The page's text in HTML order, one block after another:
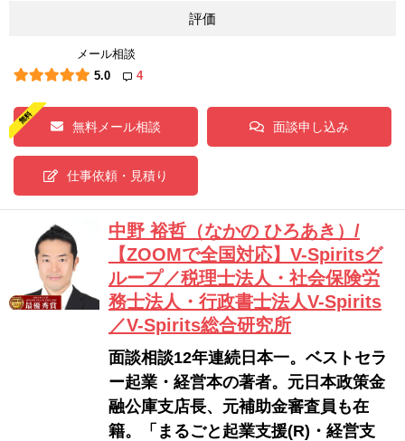
評価
メール相談
5.0
4
無料メール相談 面談申し込み
仕事依頼・見積り
中野 裕哲（なかの ひろあき）/
【ZOOMで全国対応】V-Spiritsグ
ループ／税理士法人・社会保険労
務士法人・行政書士法人V-Spirits
／V-Spirits総合研究所
面談相談12年連続日本一。ベストセラ
ー起業・経営本の著者。元日本政策金
融公庫支店長、元補助金審査員も在
籍。「まるごと起業支援(R)・経営支